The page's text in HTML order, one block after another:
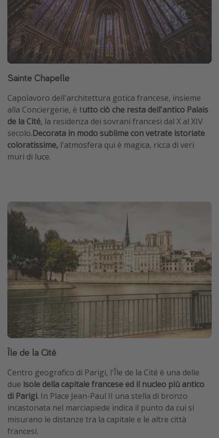
Sainte Chapelle
Capolavoro dell'architettura gotica francese, insieme
alla Conciergerie, è tutto ciò che resta dell'antico Palais
de la Cité, la residenza dei sovrani francesi dal X al XIV
secolo.Decorata in modo sublime con vetrate istoriate
coloratissime, l'atmosfera qui è magica, ricca di veri
muri di luce.
Île de la Cité
Centro geografico di Parigi, l'Île de la Cité è una delle
due isole della capitale francese ed il nucleo più antico
di Parigi. In Place Jean-Paul II una stella di bronzo
incastonata nel marciapiede indica il punto da cui si
misurano le distanze tra la capitale e le altre città
francesi.